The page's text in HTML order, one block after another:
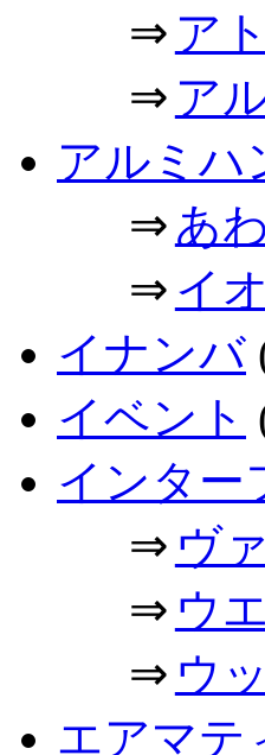
⇒ ア
⇒ ア
アルミハ
⇒ あ
⇒ イ
イナンバ
イベント
インター
⇒ ヴ
⇒ ウ
⇒ ウ
エアマテ